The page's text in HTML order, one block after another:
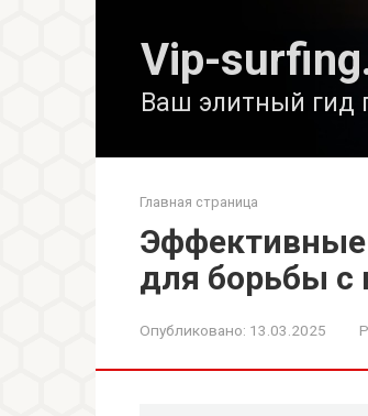
Vip-
Ваш элитный гид
Главная страница
Эффективные
для борьбы с
Опубликовано: 13.03.2025